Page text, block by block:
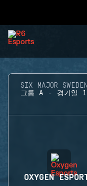
SIX MAJOR SWEDEN
그룹 A - 경기일 1
OXYGEN